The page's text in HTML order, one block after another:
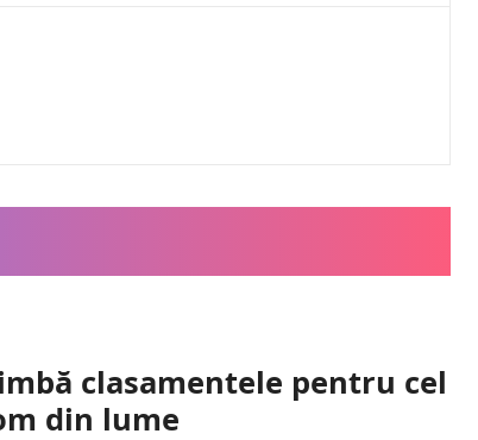
clasamentele pentru cel
din lume